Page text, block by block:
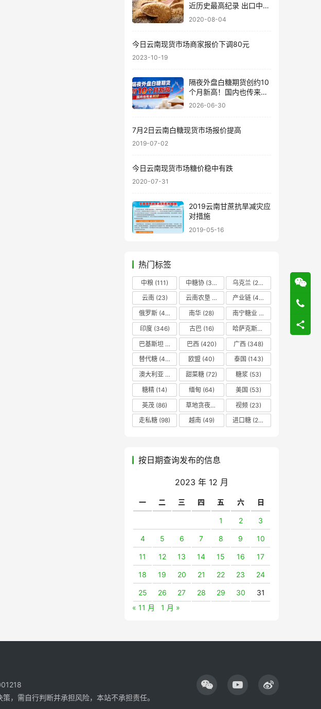
近历史最高纪录 出口中国
超40万吨
2020-08-04
今日云南现货市场商家报价下调80元
2023-10-19
隔夜外盘白糖期货创约10
个月新高！国内也传来利
好……
2026-06-30
7月2日云南白糖现货市场报价提高
2019-07-02
今日云南现货市场糖价稳中有跌
2020-07-31
2019云南甘蔗抗旱减灾应
对措施
2019-05-16
热门标签
中粮 (111) 中糖协 (37) 乌克兰 (20)
云南(23) 云南农垦 产业链 (42)
俄罗斯 (43) 南华 (28) 南宁糖业
印度(346) 古巴(16) 哈萨克斯坦
巴基斯坦
巴西(420) 广西 (348)
替代糖 (48) 欧盟 (40) 泰国 (143)
澳大利亚
甜菜糖 (72) 糖浆 (53)
糖精 (14) 缅甸 (64) 美国 (53)
英茂 (86) 草地贪夜蛾 视频 (23)
走私糖 (98) 越南(49) 进口糖 (236)
按日期查询发布的信息
2023 年 12 月
一 二 三 四 五 六 日
1 2 3
4 5 6 7 8 9 10
11 12 13 14 15 16 17
18 19 20 21 22 23 24
25 26 27 28 29 30
31
« 11 月
1 月 »
，需自行判断并承担风险，本站不承担责任。